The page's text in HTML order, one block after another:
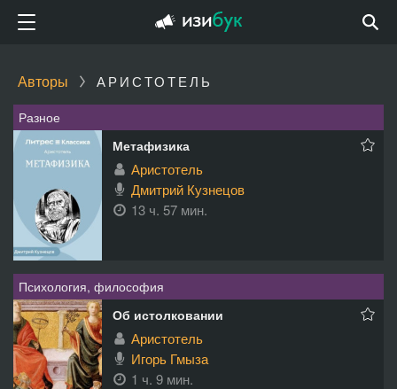
Авторы АРИСТОТЕЛЬ
Разное
Метафизика
Аристотель
Дмитрий Кузнецов
13 ч. 57 мин.
Психология, философия
Об истолковании
Аристотель
Игорь Гмыза
1 ч. 9 мин.